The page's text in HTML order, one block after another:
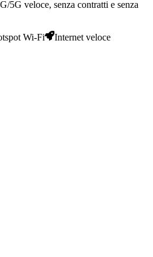
5G veloce, senza contratti e senza
Wi-Fi Internet veloce